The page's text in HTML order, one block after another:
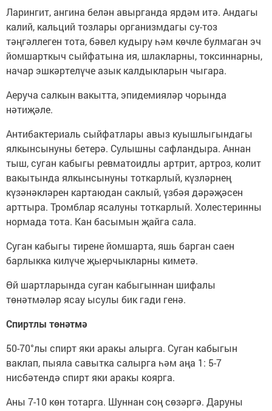
Ларингит, ангина белән авырганда ярдәм итә. Андагы
калий, кальций тозлары организмдагы су-тоз
тәңгәллеген тота, бәвел кудыру һәм көчле булмаган эч
йомшарткыч сыйфатына ия, шлакларны, токсиннарны,
начар эшкәртелүче азык калдыкларын чыгара.
Аеруча салкын вакытта, эпидемияләр чорында
нәтиҗәле.
Антибактериаль сыйфатлары авыз куышлыгындагы
ялкынсынуны бетерә. Сулышны сафландыра. Аннан
тыш, суган кабыгы ревматоидлы артрит, артроз, колит
вакытында ялкынсынуны тоткарлый, күзләрнең
күзәнәкләрен картаюдан саклый, үзбәя дәрәҗәсен
арттыра. Тромблар ясалуны тоткарлый. Холестеринны
нормада тота. Кан басымын җайга сала.
Суган кабыгы тирене йомшарта, яшь барган саен
барлыкка килүче җыерчыкларны киметә.
Өй шартларында суган кабыгыннан шифалы
төнәтмәләр ясау ысулы бик гади генә.
Спиртлы төнәтмә
50-70°лы спирт яки аракы алырга. Суган кабыгын
ваклап, пыяла савытка салырга һәм аңа 1: 5-7
нисбәтендә спирт яки аракы коярга.
Аны 7-10 көн тотарга. Шуннан соң сөзәргә. Даруны